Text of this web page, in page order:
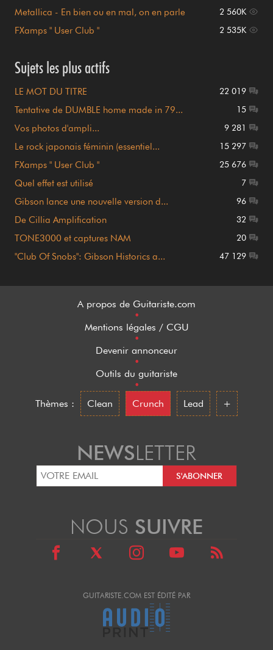
Metallica - En bien ou en mal, on en parle 2 560K
FXamps " User Club " 2 535K
Sujets les plus actifs
LE MOT DU TITRE 22 019
Tentative de DUMBLE home made in 79... 15
Vos photos d'ampli... 9 281
Le rock japonais féminin (essentiel... 15 297
FXamps " User Club " 25 676
Quel effet est utilisé 7
Gibson lance une nouvelle version d... 96
De Cillia Amplification 32
TONE3000 et captures NAM 20
"Club Of Snobs": Gibson Historics a... 47 129
A propos de Guitariste.com
•
Mentions légales / CGU
•
Devenir annonceur
•
Outils du guitariste
•
Thèmes :
Clean Crunch Lead +
NEWSLETTER
GUITARISTE.COM EST ÉDITÉ PAR
NOUS SUIVRE